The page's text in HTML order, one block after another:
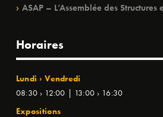
ASAP – L’Assemblée des Structures
Horaires
Lundi › Vendredi
08:30 › 12:00 | 13:00 › 16:30
Expositions